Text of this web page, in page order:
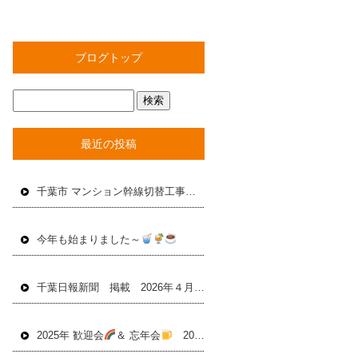
ブログトップ
最近の投稿
千葉市 マンション幹線切替工事 2025年４月
今年も始まりました～
千葉日報新聞 掲載 2026年４月24日
2025年 歓迎会 ＆ 忘年会 2025年12月